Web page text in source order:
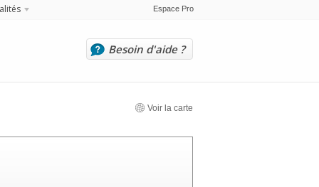
Espace Pro
Besoin d'aide ?
Voir la carte